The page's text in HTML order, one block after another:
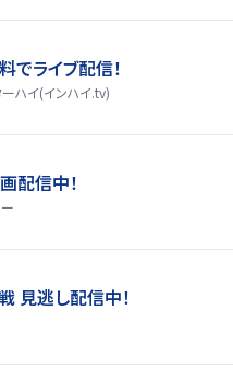
ライブ配信！
ーハイ(インハイ.tv)
配信中！
見逃し配信中！